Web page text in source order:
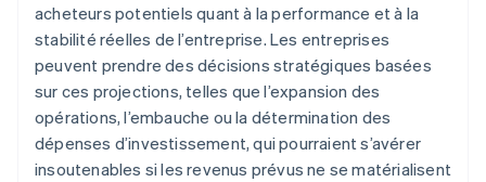
acheteurs potentiels quant à la performance et à la
stabilité réelles de l’entreprise. Les entreprises
peuvent prendre des décisions stratégiques basées
sur ces projections, telles que l’expansion des
opérations, l’embauche ou la détermination des
dépenses d’investissement, qui pourraient s’avérer
insoutenables si les revenus prévus ne se matérialisent